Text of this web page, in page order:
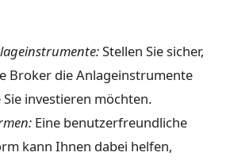
Stellen Sie sicher,
Broker die Anlageinstrumente
investieren möchten.
Eine benutzerfreundliche
kann Ihnen dabei helfen,